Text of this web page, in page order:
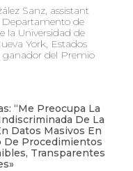
Sanz, assistant
Departamento de
la Universidad de
York, Estados
ganador del Premio
“Me Preocupa La
De La
Datos Masivos En
Procedimientos
Transparentes